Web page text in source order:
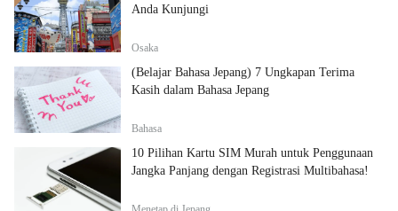
Anda Kunjungi
Osaka
(Belajar Bahasa Jepang) 7 Ungkapan Terima
Kasih dalam Bahasa Jepang
Bahasa
10 Pilihan Kartu SIM Murah untuk Penggunaan
Jangka Panjang dengan Registrasi Multibahasa!